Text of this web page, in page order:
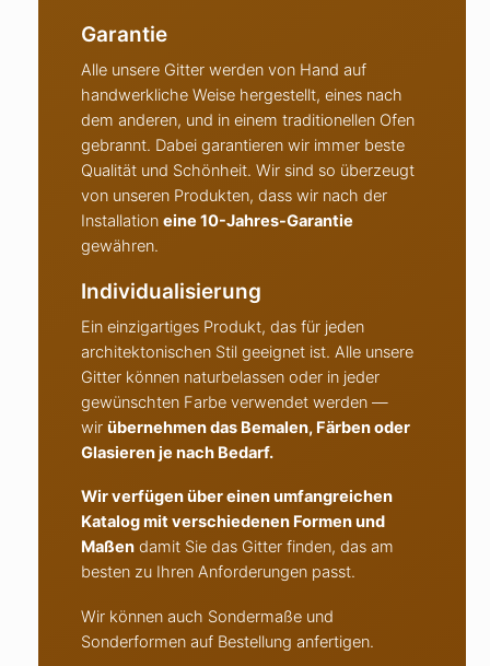
Garantie
Alle unsere Gitter werden von Hand auf
handwerkliche Weise hergestellt, eines nach
dem anderen, und in einem traditionellen Ofen
gebrannt. Dabei garantieren wir immer beste
Qualität und Schönheit. Wir sind so überzeugt
von unseren Produkten, dass wir nach der
Installationeine 10-Jahres-Garantie
gewähren.
Individualisierung
Ein einzigartiges Produkt, das für jeden
architektonischen Stil geeignet ist. Alle unsere
Gitter können naturbelassen oder in jeder
gewünschten Farbe verwendet werden —
wirübernehmen das Bemalen, Färben oder
Glasieren je nach Bedarf.
Wir verfügen über einen umfangreichen
Katalog mit verschiedenen Formen und
Maßen damit Sie das Gitter finden, das am
besten zu Ihren Anforderungen passt.
Wir können auch Sondermaße und
Sonderformen auf Bestellung anfertigen.